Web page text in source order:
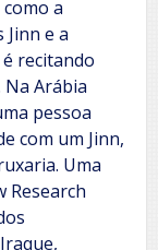
a
e a
recitando
Arábia
pessoa
com um Jinn,
Uma
Research